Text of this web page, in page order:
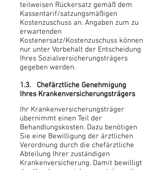
teilweisen Rückersatz gemäß dem
Kassentarif/satzungsmäßigen
Kostenzuschuss an. Angaben zum zu
erwartenden
Kostenersatz/Kostenzuschuss können
nur unter Vorbehalt der Entscheidung
Ihres Sozialversicherungsträgers
gegeben werden.
1.3. Chefärztliche Genehmigung
Ihres Krankenversicherungsträgers
Ihr Krankenversicherungsträger
übernimmt einen Teil der
Behandlungskosten. Dazu benötigen
Sie eine Bewilligung der ärztlichen
Verordnung durch die chefärztliche
Abteilung Ihrer zuständigen
Krankenversicherung. Damit bewilligt